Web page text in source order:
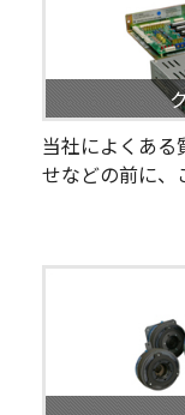
当社によくある
せなどの前に、